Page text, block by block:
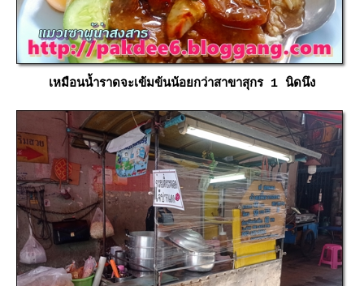
เหมือนน้ำราดจะเข้มข้นน้อยกว่าสาขาสุกร 1 นิดนึง